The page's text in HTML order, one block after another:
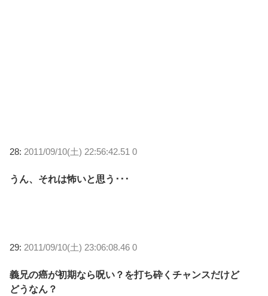
28: 2011/09/10(土) 22:56:42.51 0
うん、それは怖いと思う･･･
29: 2011/09/10(土) 23:06:08.46 0
義兄の癌が初期なら呪い？を打ち砕くチャンスだけど
どうなん？